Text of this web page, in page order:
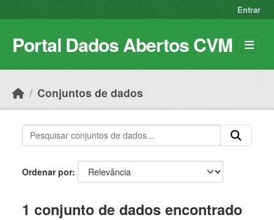
Entrar
Portal Dados Abertos CVM
Conjuntos de dados
Ordenar por
1 conjunto de dados encontrado